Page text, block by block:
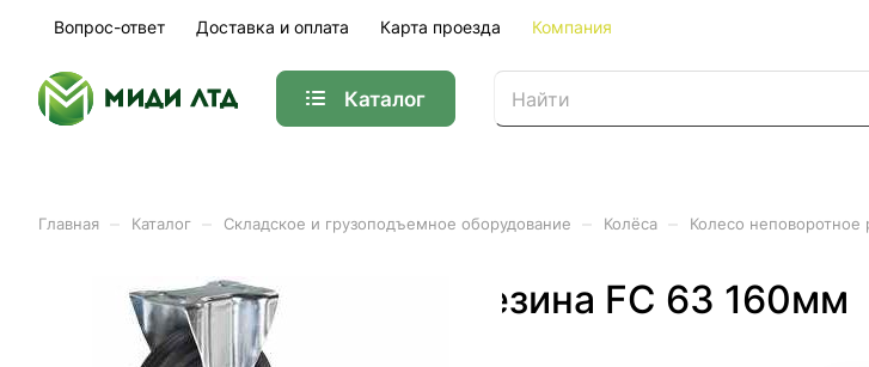
Вопрос-ответ Доставка и оплата Карта проезда Компания
Каталог
Главная Каталог Складское и грузоподъемное оборудование Колёса Колесо неповоротное
Колесо неповоротное резина FC 63 160мм